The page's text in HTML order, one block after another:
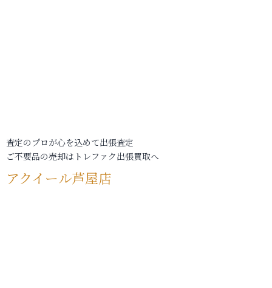
査定のプロが心を込めて出張査定
ご不要品の売却はトレファク出張買取へ
アクイール芦屋店